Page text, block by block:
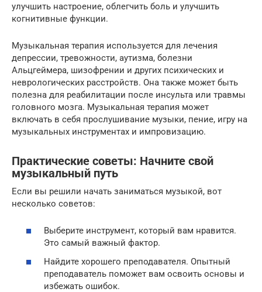
улучшить настроение, облегчить боль и улучшить
когнитивные функции.
Музыкальная терапия используется для лечения
депрессии, тревожности, аутизма, болезни
Альцгеймера, шизофрении и других психических и
неврологических расстройств. Она также может быть
полезна для реабилитации после инсульта или травмы
головного мозга. Музыкальная терапия может
включать в себя прослушивание музыки, пение, игру на
музыкальных инструментах и импровизацию.
Практические советы: Начните свой
музыкальный путь
Если вы решили начать заниматься музыкой, вот
несколько советов:
Выберите инструмент, который вам нравится.
Это самый важный фактор.
Найдите хорошего преподавателя. Опытный
преподаватель поможет вам освоить основы и
избежать ошибок.